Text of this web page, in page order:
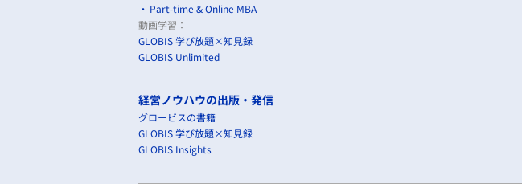
Part-time & Online MBA
動画学習：
GLOBIS 学び放題×知見録
GLOBIS Unlimited
経営ノウハウの出版・発信
グロービスの書籍
GLOBIS 学び放題×知見録
GLOBIS Insights